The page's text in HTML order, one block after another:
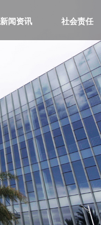
新闻资讯 社会责任